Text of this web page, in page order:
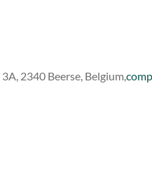
2340 Beerse, Belgium,